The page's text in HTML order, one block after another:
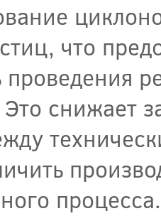
что
проведения
снижает
процесса.